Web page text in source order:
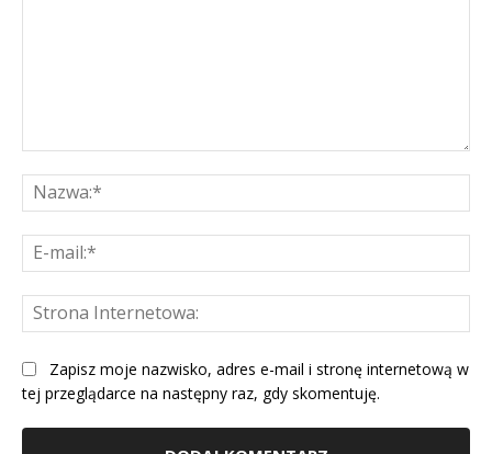
Zapisz moje nazwisko, adres e-mail i stronę internetową w
tej przeglądarce na następny raz, gdy skomentuję.